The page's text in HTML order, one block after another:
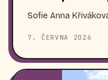
Sofie Anna
7. ČERVNA 2026